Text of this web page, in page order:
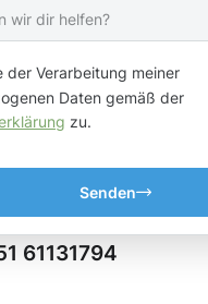
der Verarbeitung meiner
Daten gemäß der
zu.
Senden
61131794